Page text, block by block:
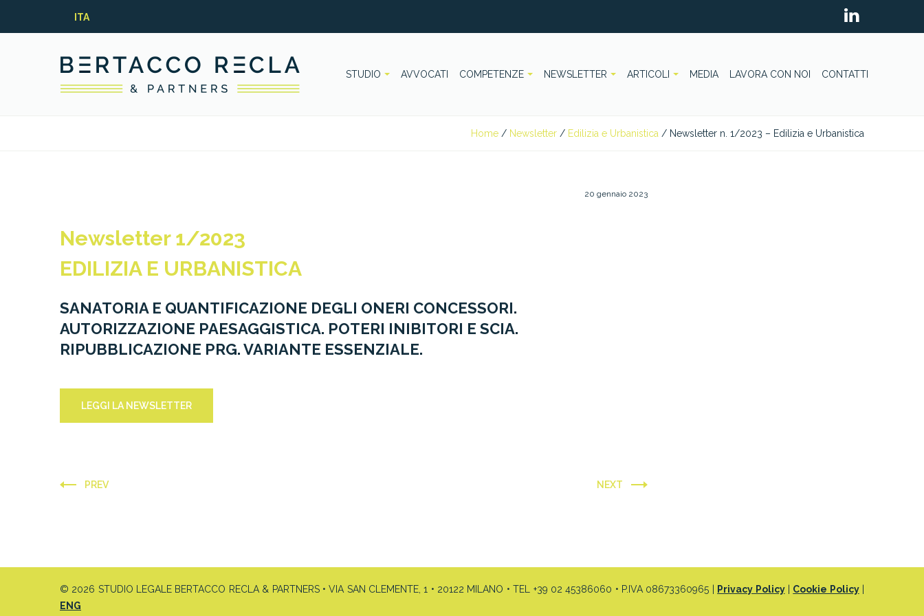
ITA
STUDIO AVVOCATI COMPETENZE NEWSLETTER ARTICOLI MEDIA LAVORA CON NOI CONTATTI
Home / Newsletter / Edilizia e Urbanistica / Newsletter n. 1/2023 – Edilizia e Urbanistica
20 gennaio 2023
Newsletter 1/2023
EDILIZIA E URBANISTICA
SANATORIA E QUANTIFICAZIONE DEGLI ONERI CONCESSORI.
AUTORIZZAZIONE PAESAGGISTICA. POTERI INIBITORI E SCIA.
RIPUBBLICAZIONE PRG. VARIANTE ESSENZIALE.
LEGGI LA NEWSLETTER
PREV NEXT
© 2026 STUDIO LEGALE BERTACCO RECLA & PARTNERS • VIA SAN CLEMENTE, 1 • 20122 MILANO • TEL +39 02 45386060 • P.IVA 08673360965 | Privacy Policy| Cookie Policy|
ENG